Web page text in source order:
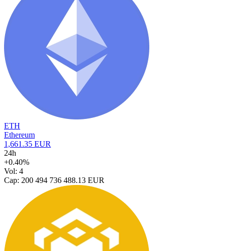
ETH
Ethereum
1,661.35 EUR
24h
+0.40%
Vol: 4
Cap: 200 494 736 488.13 EUR